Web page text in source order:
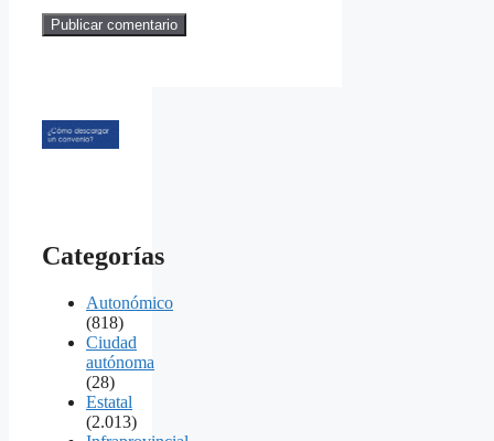
Categorías
Autonómico
(818)
Ciudad
autónoma
(28)
Estatal
(2.013)